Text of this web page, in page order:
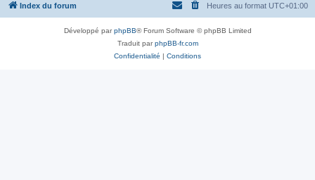
e
Index du forum Heures au format UTC+01:00
Développé parphpBB® Forum Software © phpBB Limited
Traduit parphpBB-fr.com
Confidentialité | Conditions